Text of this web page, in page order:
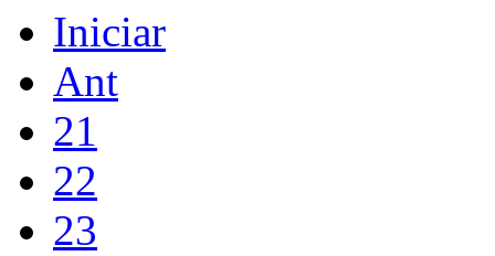
Iniciar
Ant
21
22
23